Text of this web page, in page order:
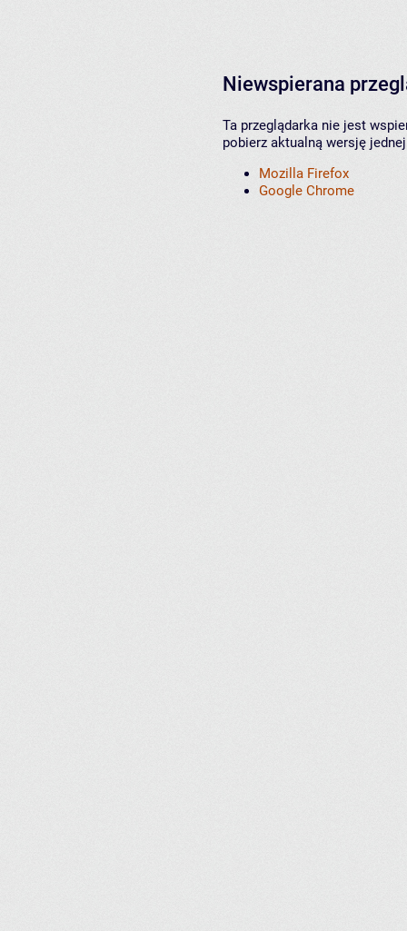
Niewspierana
Ta przeglądarka nie jest
pobierz aktualną wersję
Mozilla Firefox
Google Chrome